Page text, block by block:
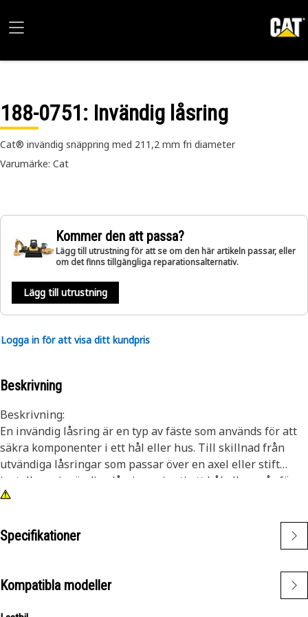
188-0751: Invändig låsring
Cat® invändig snäppring med 211,2 mm fri diameter
Varumärke: Cat
Kommer den att passa?
Lägg till utrustning för att se om den här artikeln passar, eller
om det finns tillgängliga reparationsalternativ.
Lägg till utrustning
Logga in för att visa ditt kundpris
Beskrivning
Beskrivning:
En invändig låsring är en typ av fäste som används för att
säkra komponenter i ett hål eller hus. Till skillnad från
utvändiga låsringar som passar över en axel eller stift
installeras invändiga låsringar inuti ett hål eller spår för
att hålla komponenterna på plats. Huvudsyftet med en
förskjutning av komponenter i ett hål eller hus. Den
fungerar som ett fäste som håller komponenter, som lager,
Egenskaper:
• Tillverkad enligt exakta specifikationer och byggd för
Specifikationer
Kompatibla modeller